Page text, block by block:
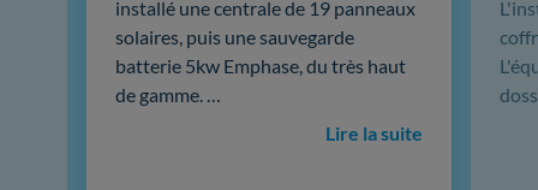
installé une centrale de 19 panneaux
solaires, puis une sauvegarde
batterie 5kw Emphase, du très haut
de gamme. …
Lire la suite